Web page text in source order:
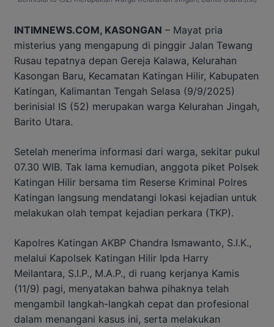
INTIMNEWS.COM, KASONGAN – Mayat pria
misterius yang mengapung di pinggir Jalan Tewang
Rusau tepatnya depan Gereja Kalawa, Kelurahan
Kasongan Baru, Kecamatan Katingan Hilir, Kabupaten
Katingan, Kalimantan Tengah Selasa (9/9/2025)
berinisial IS (52) merupakan warga Kelurahan Jingah,
Barito Utara.
Setelah menerima informasi dari warga, sekitar pukul
07.30 WIB. Tak lama kemudian, anggota piket Polsek
Katingan Hilir bersama tim Reserse Kriminal Polres
Katingan langsung mendatangi lokasi kejadian untuk
melakukan olah tempat kejadian perkara (TKP).
Kapolres Katingan AKBP Chandra Ismawanto, S.I.K.,
melalui Kapolsek Katingan Hilir Ipda Harry
Meilantara, S.I.P., M.A.P., di ruang kerjanya Kamis
(11/9) pagi, menyatakan bahwa pihaknya telah
mengambil langkah-langkah cepat dan profesional
dalam menangani kasus ini, serta melakukan